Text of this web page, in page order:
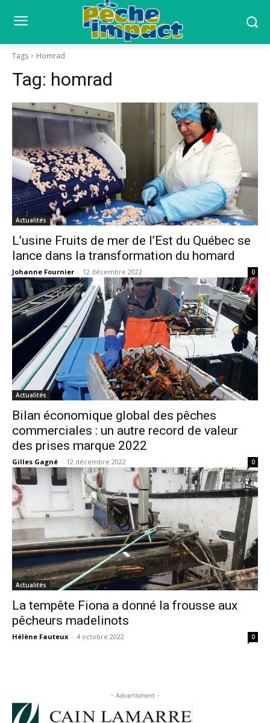
Tags Homrad
Tag: homrad
Actualités
L’usine Fruits de mer de l’Est du Québec se
lance dans la transformation du homard
Johanne Fournier - 12 décembre 2022 0
Actualités
Bilan économique global des pêches
commerciales : un autre record de valeur
des prises marque 2022
Gilles Gagné - 12 décembre 2022 0
Actualités
La tempête Fiona a donné la frousse aux
pêcheurs madelinots
Hélène Fauteux - 4 octobre 2022 0
- Advertisment -